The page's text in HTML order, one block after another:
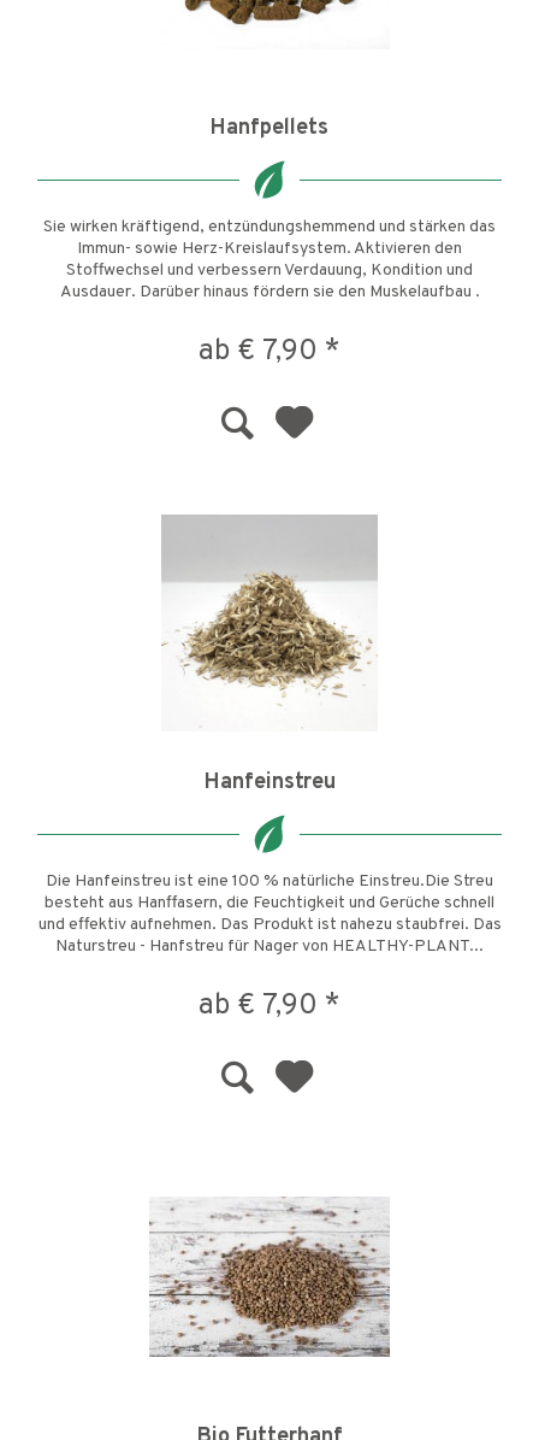
Hanfpellets
Sie wirken kräftigend, entzündungshemmend und stärken das
Immun- sowie Herz-Kreislaufsystem. Aktivieren den
Stoffwechsel und verbessern Verdauung, Kondition und
Ausdauer. Darüber hinaus fördern sie den Muskelaufbau .
ab € 7,90 *
Hanfeinstreu
Die Hanfeinstreu ist eine 100 % natürliche Einstreu.Die Streu
besteht aus Hanffasern, die Feuchtigkeit und Gerüche schnell
und effektiv aufnehmen. Das Produkt ist nahezu staubfrei. Das
Naturstreu - Hanfstreu für Nager von HEALTHY-PLANT...
ab € 7,90 *